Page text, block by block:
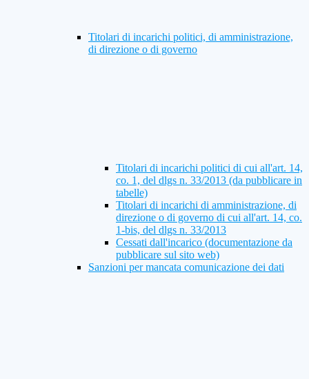
Titolari di incarichi politici, di amministrazione,
di direzione o di governo
Titolari di incarichi politici di cui all'art. 14,
co. 1, del dlgs n. 33/2013 (da pubblicare in
tabelle)
Titolari di incarichi di amministrazione, di
direzione o di governo di cui all'art. 14, co.
1-bis, del dlgs n. 33/2013
Cessati dall'incarico (documentazione da
pubblicare sul sito web)
Sanzioni per mancata comunicazione dei dati